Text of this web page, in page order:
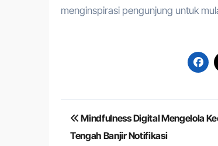
menginspirasi pengunjung untuk
Navigasi
pos
Mindfulness Digital Mengelola
Tengah Banjir Notifikasi